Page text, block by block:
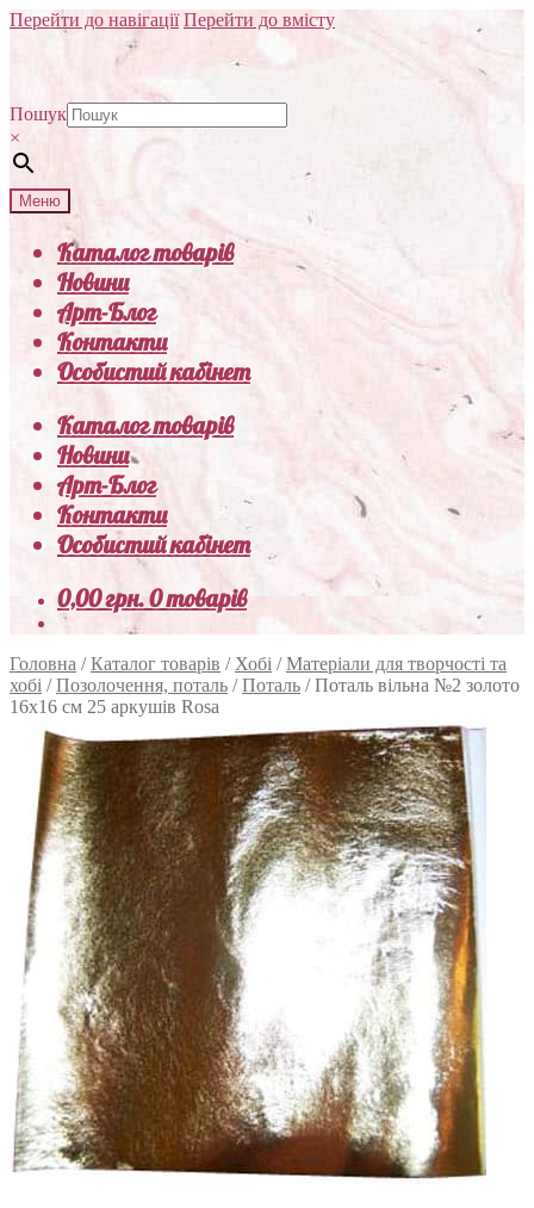
Перейти до навігації Перейти до вмісту
Пошук
×
Меню
Каталог товарів
Новини
Арт-Блог
Контакти
Особистий кабінет
Каталог товарів
Новини
Арт-Блог
Контакти
Особистий кабінет
0,00грн.0 товарів
Головна /Каталог товарів / Хобі /Матеріали для творчості та
хобі /Позолочення, поталь /Поталь /Поталь вільна №2 золото
16х16 см 25 аркушів Rosa